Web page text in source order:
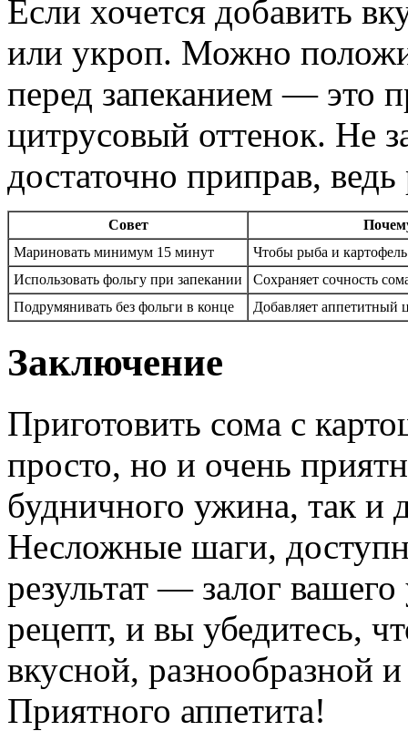
Если хочется добавить
или укроп. Можно
перед запеканием — это
цитрусовый оттенок. Не
достаточно приправ,
Совет
Мариновать минимум 15 минут
Чтобы рыба и
Использовать фольгу при запекании
Сохраняет сочность
Подрумянивать без фольги в конце
Добавляет аппетитный
Заключение
Приготовить сома с
просто, но и очень
будничного ужина, так и
Несложные шаги,
результат — залог
рецепт, и вы убедитесь,
вкусной, разнообразной
Приятного аппетита!